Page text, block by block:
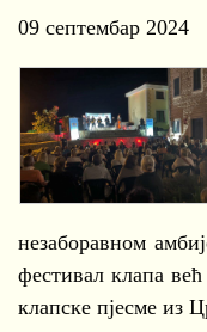
09 септембар 2024
незаборавном
фестивал клапа
клапске пјесме из